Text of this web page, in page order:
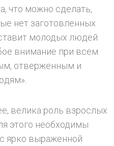
что можно сделать,
нет заготовленных
молодых людей
внимание при всем
отверженным и
велика роль взрослых
этого необходимы
ярко выраженной